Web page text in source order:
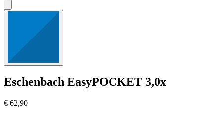
Eschenbach EasyPOCKET 3,0x
€ 62,90